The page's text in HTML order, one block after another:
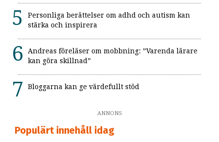
Personliga berättelser om adhd och autism kan
stärka och inspirera
Andreas föreläser om mobbning: ”Varenda lärare
kan göra skillnad”
Bloggarna kan ge värdefullt stöd
ANNONS
Populärt innehåll idag